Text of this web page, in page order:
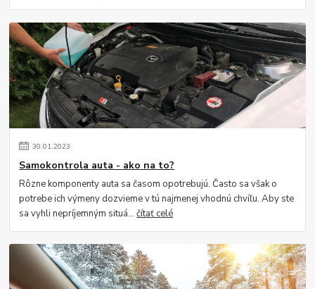
30.01.2023
Samokontrola auta - ako na to?
Rôzne komponenty auta sa časom opotrebujú. Často sa však o
potrebe ich výmeny dozvieme v tú najmenej vhodnú chvíľu. Aby ste
sa vyhli nepríjemným situá...čítať celé